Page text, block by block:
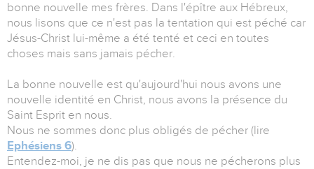
bonne nouvelle mes frères. Dans l'épître aux Hébreux,
nous lisons que ce n'est pas la tentation qui est péché car
Jésus-Christ lui-même a été tenté et ceci en toutes
choses mais sans jamais pécher.
La bonne nouvelle est qu'aujourd'hui nous avons une
nouvelle identité en Christ, nous avons la présence du
Saint Esprit en nous.
Nous ne sommes donc plus obligés de pécher (lire
Ephésiens 6).
Entendez-moi, je ne dis pas que nous ne pécherons plus